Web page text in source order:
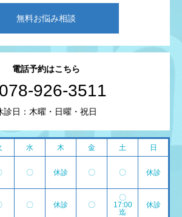
無料お悩み相談
電話予約はこちら
078-926-3511
診日：木曜・日曜・祝日
水 木 金 土 日
〇 休診 〇 〇 休診
〇 休診 〇
〇
17:00
迄
休診